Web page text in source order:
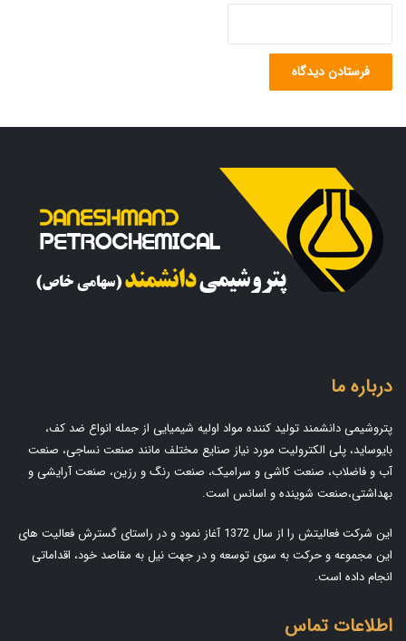
درباره ما
پتروشیمی دانشمند تولید کننده مواد اولیه شیمیایی از جمله انواع ضد کف،
بایوساید، پلی الکترولیت مورد نیاز صنایع مختلف مانند صنعت نساجی، صنعت
آب و فاضلاب، صنعت کاشی و سرامیک، صنعت رنگ و رزین، صنعت آرایشی و
بهداشتی،صنعت شوینده و اسانس است.
این شرکت فعالیتش را از سال 1372 آغاز نمود و در راستای گسترش فعالیت های
این مجموعه و حرکت به سوی توسعه و در جهت نیل به مقاصد خود، اقداماتی
انجام داده است.
اطلاعات تماس